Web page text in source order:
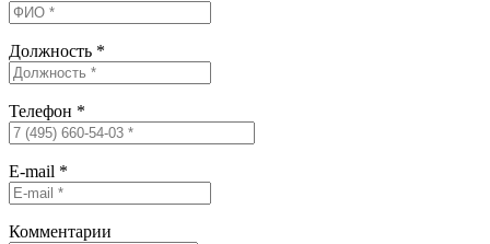
Должность *
Телефон *
E-mail *
Комментарии